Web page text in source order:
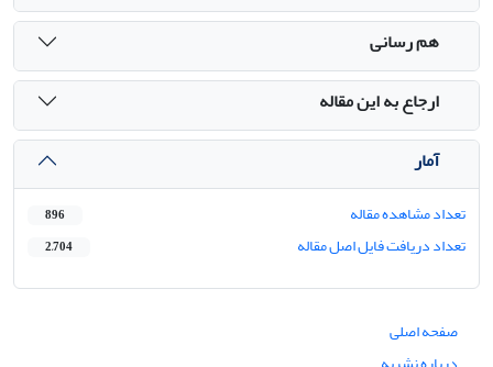
هم رسانی
ارجاع به این مقاله
آمار
تعداد مشاهده مقاله 896
تعداد دریافت فایل اصل مقاله 2,704
صفحه اصلی